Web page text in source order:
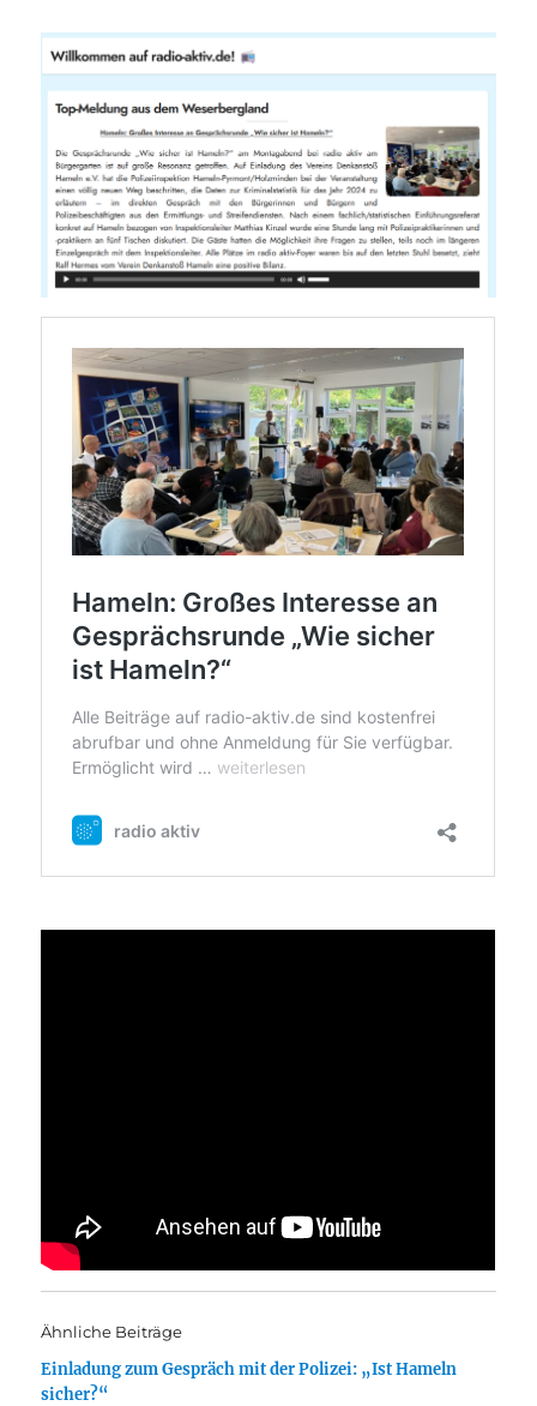
Ähnliche Beiträge
Einladung zum Gespräch mit der Polizei: „Ist Hameln
sicher?“